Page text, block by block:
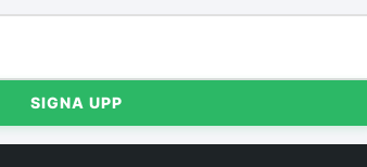
SIGNA UPP